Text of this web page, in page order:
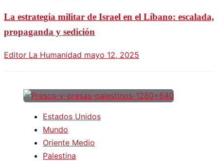
La estrategia militar de Israel en el Líbano: escalada,
propaganda y sedición
Editor La Humanidad mayo 12, 2025
Estados Unidos
Mundo
Oriente Medio
Palestina